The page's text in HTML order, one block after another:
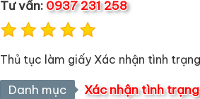
Tư vấn: 0937 231 258
Thủ tục làm giấy Xác nhận tình
Danh mục Xác nhận tình